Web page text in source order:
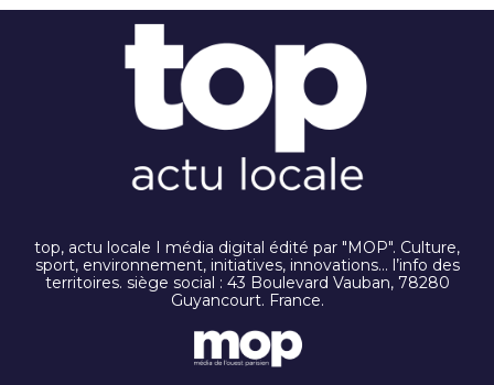
top, actu locale I média digital édité par "MOP". Culture,
sport, environnement, initiatives, innovations… l’info des
territoires. siège social : 43 Boulevard Vauban, 78280
Guyancourt. France.